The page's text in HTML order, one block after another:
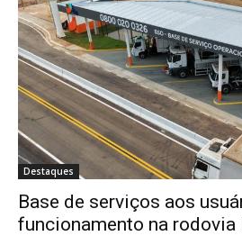
Destaques
Base de serviços aos
funcionamento na rodovia